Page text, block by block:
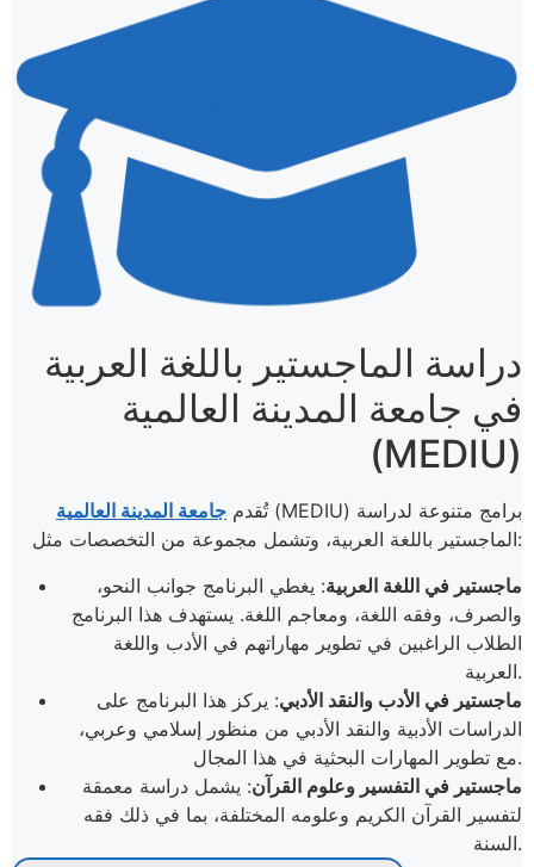
دراسة الماجستير باللغة العربية
في جامعة المدينة العالمية
(MEDIU)
تُقدم جامعة المدينة العالمية
(MEDIU) برامج متنوعة لدراسة
الماجستير باللغة العربية، وتشمل مجموعة من التخصصات مثل:
ماجستير في اللغة العربية: يغطي البرنامج جوانب النحو،
والصرف، وفقه اللغة، ومعاجم اللغة. يستهدف هذا البرنامج
الطلاب الراغبين في تطوير مهاراتهم في الأدب واللغة
العربية.
ماجستير في الأدب والنقد الأدبي: يركز هذا البرنامج على
الدراسات الأدبية والنقد الأدبي من منظور إسلامي وعربي،
مع تطوير المهارات البحثية في هذا المجال.
ماجستير في التفسير وعلوم القرآن: يشمل دراسة معمقة
لتفسير القرآن الكريم وعلومه المختلفة، بما في ذلك فقه
السنة.